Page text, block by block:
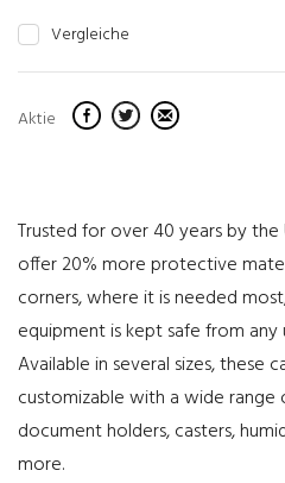
Vergleiche
Aktie
Trusted for over 40 years by the
offer 20% more protective
corners, where it is needed
equipment is kept safe from
Available in several sizes, these
customizable with a wide
document holders, casters,
more.